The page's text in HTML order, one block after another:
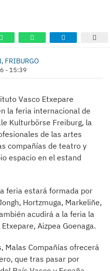
FRIBURGO
- 15:39
Vasco Etxepare
la feria internacional de
Kulturbörse Freiburg, la
de las artes
compañías de teatro y
espacio en el estand
feria estará formada por
Hortzmuga, Markeliñe,
acudirá a la feria la
Aizpea Goenaga.
Malas Compañías ofrecerá
que tras pasar por